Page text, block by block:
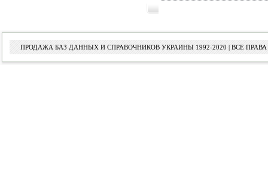
ПРОДАЖА БАЗ ДАННЫХ И СПРАВОЧНИКОВ УКРАИНЫ 1992-2020 | ВСЕ